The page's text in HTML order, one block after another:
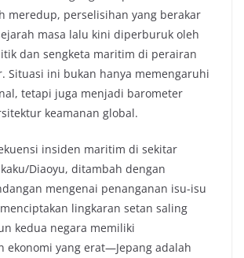
meredup, perselisihan yang berakar
masa lalu kini diperburuk oleh
dan sengketa maritim di perairan
Situasi ini bukan hanya memengaruhi
tetapi juga menjadi barometer
keamanan global.
insiden maritim di sekitar
Diaoyu, ditambah dengan
mengenai penanganan isu-isu
lingkaran setan saling
kedua negara memiliki
ekonomi yang erat—Jepang adalah